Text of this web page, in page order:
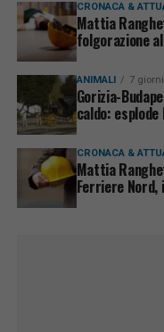
CRONACA &
Mattia
folgorazione
ANIMALI 7
Gorizia-
caldo:
CRONACA &
Mattia
Ferriere